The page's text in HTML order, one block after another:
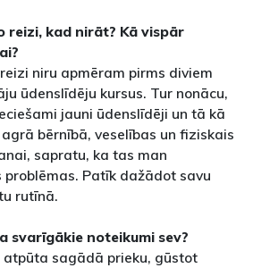
reizi, kad nirāt? Kā vispār
niru apmēram pirms diviem
ūdenslīdēju kursus. Tur nonācu,
jauni ūdenslīdēji un tā kā
bērnībā, veselības un fiziskais
sapratu, ka tas man
Patīk dažādot savu
rutīnā.
svarīgākie noteikumi sev?
sagādā prieku, gūstot